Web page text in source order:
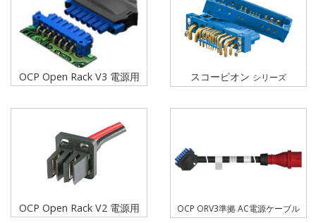
OCP Open Rack V3 電源用 スコーピオン シリーズ
OCP Open Rack V2 電源用 OCP ORV3準拠 AC電源ケーブル